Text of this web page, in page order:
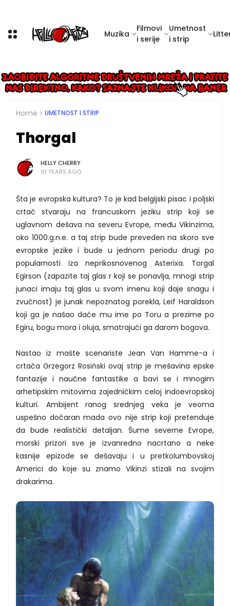
Muzika
Filmovi
i serije
Umetnost
i strip
Home UMETNOST I STRIP
Thorgal
HELLY CHERRY
10 YEARS AGO
Šta je evropska kultura? To je kad belgijski pisac i poljski
crtač stvaraju na francuskom jeziku strip koji se
uglavnom dešava na severu Evrope, među Vikinzima,
oko 1000.g.n.e. a taj strip bude preveden na skoro sve
evropske jezike i bude u jednom periodu drugi po
popularnosti iza neprikosnovenog Asterixa. Torgal
Egirson (zapazite taj glas r koji se ponavlja, mnogi strip
junaci imaju taj glas u svom imenu koji daje snagu i
zvučnost) je junak nepoznatog porekla, Leif Haraldson
koji ga je našao daće mu ime po Toru a prezime po
Egiru, bogu mora i oluja, smatrajući ga darom bogova.
Nastao iz mašte scenariste Jean Van Hamme-a i
crtača Grzegorz Rosiński ovaj strip je mešavina epske
fantazije i naučne fantastike a bavi se i mnogim
arhetipskim mitovima zajedničkim celoj indoevropskoj
kulturi. Ambijent ranog srednjeg veka je veoma
uspešno dočaran mada ovo nije strip koji pretenduje
da bude realistički detaljan. Šume severne Evrope,
morski prizori sve je izvanredno nacrtano a neke
kasnije epizode se dešavaju i u pretkolumbovskoj
Americi do koje su znamo Vikinzi stizali na svojim
drakarima.